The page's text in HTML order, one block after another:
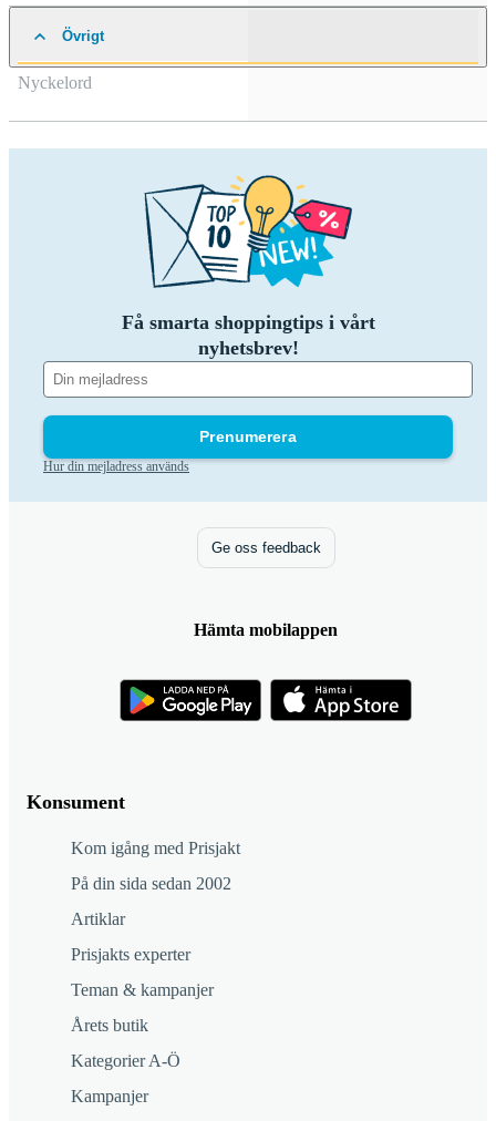
Övrigt
Nyckelord
Få smarta shoppingtips i vårt
nyhetsbrev!
Prenumerera
Hur din mejladress används
Konsument
Kom igång med Prisjakt
På din sida sedan 2002
Artiklar
Prisjakts experter
Teman & kampanjer
Årets butik
Kategorier A-Ö
Kampanjer
Ge oss feedback
Hämta mobilappen